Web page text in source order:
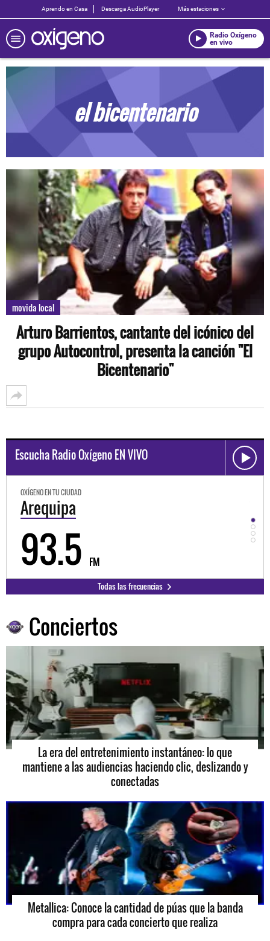
Aprendo en Casa Descarga AudioPlayer Más estaciones
Radio Oxígeno
en vivo
el bicentenario
movida local
Arturo Barrientos, cantante del icónico del
grupo Autocontrol, presenta la canción "El
Bicentenario"
Escucha Radio Oxígeno EN VIVO
OXÍGENO EN TU CIUDAD
Trujillo
98.3
Todas las frecuencias
Conciertos
La era del entretenimiento instantáneo: lo que
mantiene a las audiencias haciendo clic, deslizando y
conectadas
Metallica: Conoce la cantidad de púas que la banda
compra para cada concierto que realiza